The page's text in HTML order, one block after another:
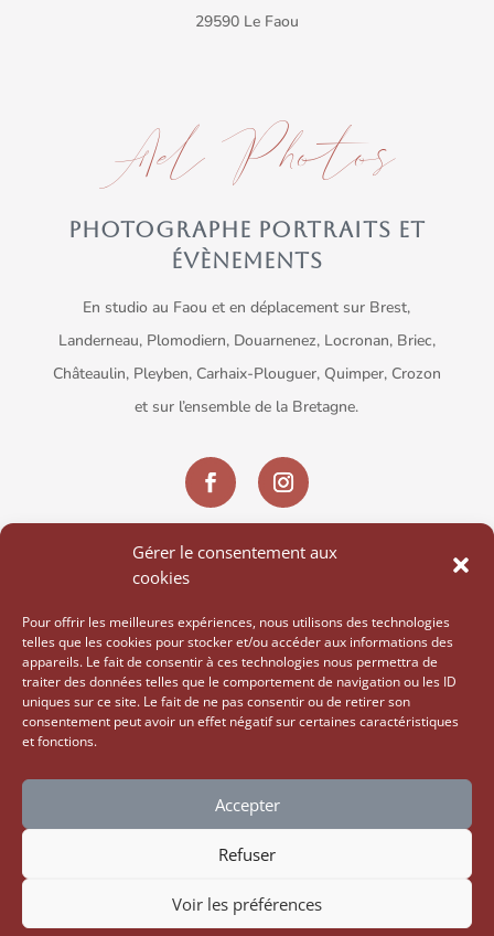
Gérer le consentement aux
cookies
Pour offrir les meilleures expériences, nous utilisons des technologies
telles que les cookies pour stocker et/ou accéder aux informations des
appareils. Le fait de consentir à ces technologies nous permettra de
traiter des données telles que le comportement de navigation ou les ID
uniques sur ce site. Le fait de ne pas consentir ou de retirer son
consentement peut avoir un effet négatif sur certaines caractéristiques
et fonctions.
Accepter
Refuser
Voir les préférences
29590 Le Faou
Ael Photos
PHOTOGRAPHE PORTRAITS ET
ÉVÈNEMENTS
En studio au Faou et en déplacement sur Brest,
Landerneau, Plomodiern, Douarnenez, Locronan, Briec,
Châteaulin, Pleyben, Carhaix-Plouguer, Quimper, Crozon
et sur l’ensemble de la Bretagne.
Conditions d’utilisation
© 2026 Ael Photos, tous droits réservés
Politique de confidentialité